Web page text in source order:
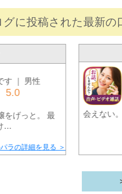
に投稿された最新の
す ｜ 男性
5.0
をげっと。 最
…
ラの詳細を見る ＞
会えない